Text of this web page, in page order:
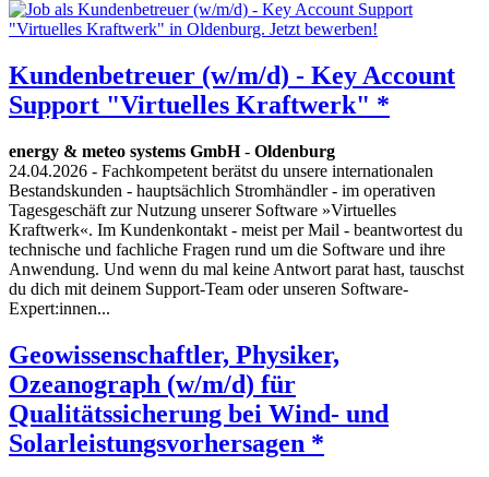
Kundenbetreuer (w/m/d) - Key Account
Support "Virtuelles Kraftwerk" *
energy & meteo systems GmbH- Oldenburg
24.04.2026 - Fachkompetent berätst du unsere internationalen
Bestandskunden - hauptsächlich Stromhändler - im operativen
Tagesgeschäft zur Nutzung unserer Software »Virtuelles
Kraftwerk«. Im Kundenkontakt - meist per Mail - beantwortest du
technische und fachliche Fragen rund um die Software und ihre
Anwendung. Und wenn du mal keine Antwort parat hast, tauschst
du dich mit deinem Support-Team oder unseren Software-
Expert:innen...
Geowissenschaftler, Physiker,
Ozeanograph (w/m/d) für
Qualitätssicherung bei Wind- und
Solarleistungsvorhersagen *